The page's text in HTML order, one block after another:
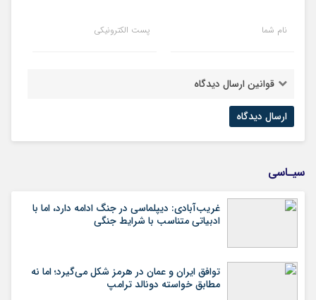
نام شما پست الکترونیکی
قوانین ارسال دیدگاه
سیـاسی
غریب‌آبادی: دیپلماسی در جنگ ادامه دارد، اما با
ادبیاتی متناسب با شرایط جنگی
توافق ایران و عمان در هرمز شکل می‌گیرد؛ اما نه
مطابق خواسته دونالد ترامپ